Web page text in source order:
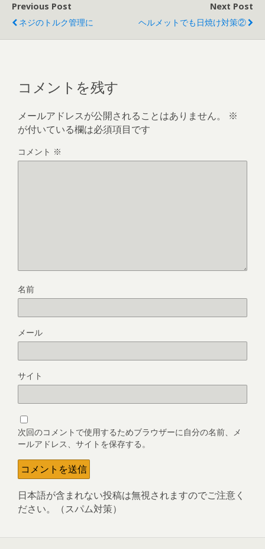
Previous Post
ネジのトルク管理に
Next Post
ヘルメットでも日焼け対策②
コメントを残す
メールアドレスが公開されることはありません。
※
が付いている欄は必須項目です
コメント ※
名前
メール
サイト
次回のコメントで使用するためブラウザーに自分の名前、メ
ールアドレス、サイトを保存する。
日本語が含まれない投稿は無視されますのでご注意く
ださい。（スパム対策）